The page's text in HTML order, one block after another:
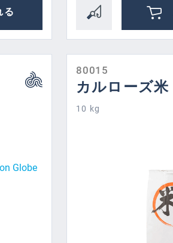
る
80015
カルローズ米
10 kg